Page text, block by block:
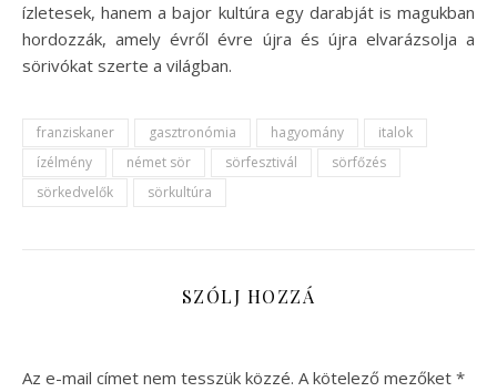
ízletesek, hanem a bajor kultúra egy darabját is magukban
hordozzák, amely évről évre újra és újra elvarázsolja a
sörivókat szerte a világban.
franziskaner gasztronómia hagyomány
italok
ízélmény
német sör sörfesztivál
sörfőzés
sörkedvelők
sörkultúra
SZÓLJ HOZZÁ
Az e-mail címet nem tesszük közzé. A kötelező mezőket *